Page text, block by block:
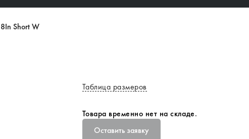
Short W
Таблица размеров
Товара временно нет на складе.
Оставить заявку